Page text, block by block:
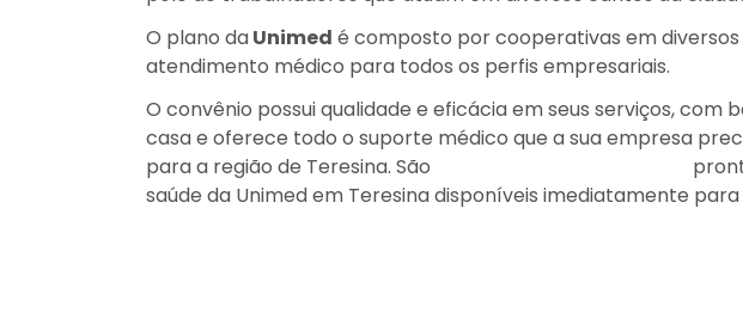
O plano daUnimed é composto por cooperativas em
atendimento médico para todos os perfis empresariais.
O convênio possui qualidade e eficácia em seus serviços,
casa e oferece todo o suporte médico que a sua empresa
para a região de Teresina. São
saúde da Unimed em Teresina disponíveis imediatamente